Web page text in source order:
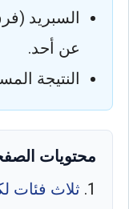
السبريد
عن أحد.
النتيجة
محتويات
ثلاث فئات